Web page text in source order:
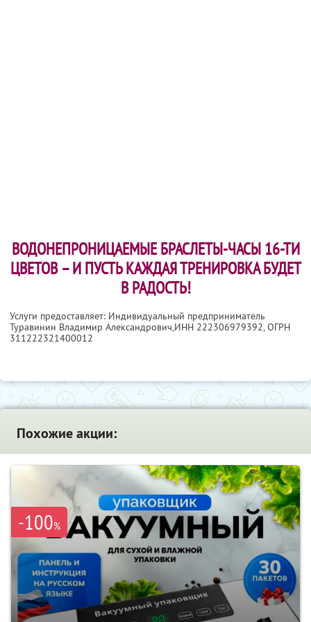
ВОДОНЕПРОНИЦАЕМЫЕ БРАСЛЕТЫ-ЧАСЫ 16-ТИ
ЦВЕТОВ – И ПУСТЬ КАЖДАЯ ТРЕНИРОВКА БУДЕТ
В РАДОСТЬ!
Услуги предоставляет: Индивидуальный предприниматель
Туравинин Владимир Александрович,ИНН 222306979392, ОГРН
311222321400012
Похожие акции:
-100%